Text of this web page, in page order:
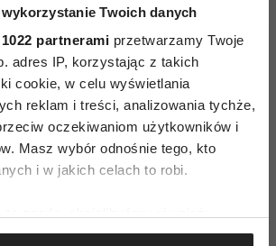
Twoich danych
partnerami przetwarzamy Twoje
adres IP, korzystając z takich
cookie, w celu wyświetlania
reklam i treści, analizowania tychże,
oczekiwaniom użytkowników i
Masz wybór odnośnie tego, kto
i w jakich celach to robi.
dane dotyczące Twojej lokalizacji